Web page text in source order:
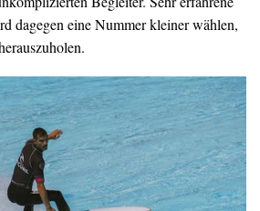
dagegen eine Nummer kleiner wählen,